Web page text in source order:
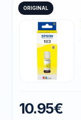
ORIGINAL
10.95€